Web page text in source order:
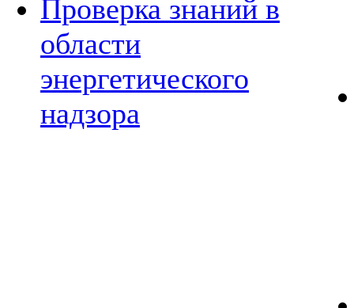
Проверка знаний в
области
энергетического
надзора